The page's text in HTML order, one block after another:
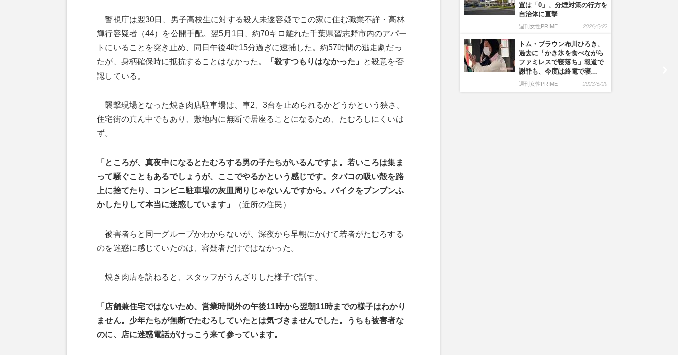
警視庁は翌30日、男子高校生に対する殺人未遂容疑でこの家に住む職業不詳・高林
輝行容疑者（44）を公開手配。翌5月1日、約70キロ離れた千葉県習志野市内のアパー
トにいることを突き止め、同日午後4時15分過ぎに逮捕した。約57時間の逃走劇だっ
たが、身柄確保時に抵抗することはなかった。
「殺すつもりはなかった」
と殺意を否
認している。
襲撃現場となった焼き肉店駐車場は、車2、3台を止められるかどうかという狭さ。
住宅街の真ん中でもあり、敷地内に無断で居座ることになるため、たむろしにくいは
ず。
「ところが、真夜中になるとたむろする男の子たちがいるんですよ。若いころは集ま
って騒ぐこともあるでしょうが、ここでやるかという感じです。タバコの吸い殻を路
上に捨てたり、コンビニ駐車場の灰皿周りじゃないんですから。バイクをブンブンふ
かしたりして本当に迷惑しています」
（近所の住民）
被害者らと同一グループかわからないが、深夜から早朝にかけて若者がたむろする
のを迷惑に感じていたのは、容疑者だけではなかった。
焼き肉店を訪ねると、スタッフがうんざりした様子で話す。
「店舗兼住宅ではないため、営業時間外の午後11時から翌朝11時までの様子はわかり
ません。少年たちが無断でたむろしていたとは気づきませんでした。うちも被害者な
のに、店に迷惑電話がけっこう来て参っています。
置は「0」、分煙対策の行方を
自治体に直撃
週刊女性PRIME 2026/5/27
トム・ブラウン布川ひろき、
過去に「かき氷を食べながら
ファミレスで寝落ち」報道で
謝罪も、今度は終電で寝…
週刊女性PRIME 2023/6/29